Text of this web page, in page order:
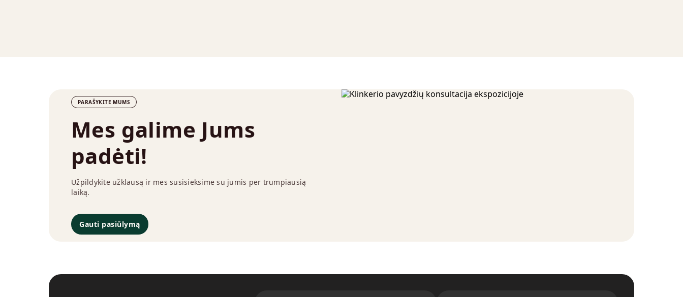
PARAŠYKITE MUMS
Mes galime Jums
padėti!
Užpildykite užklausą ir mes susisieksime su jumis per trumpiausią
laiką.
Gauti pasiūlymą